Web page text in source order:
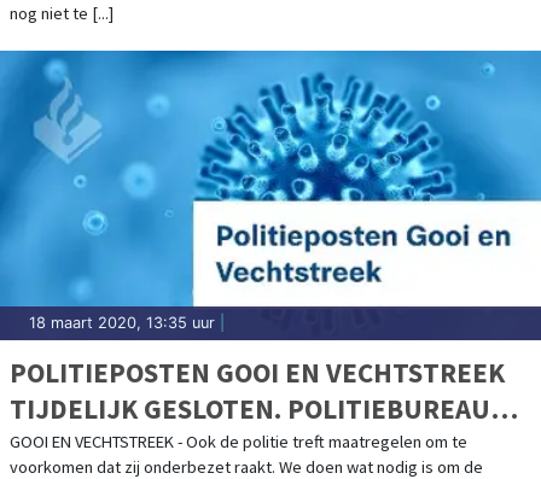
nog niet te [...]
18 maart 2020, 13:35 uur
POLITIEPOSTEN GOOI EN VECHTSTREEK
TIJDELIJK GESLOTEN. POLITIEBUREAUS
WEL OPEN.
GOOI EN VECHTSTREEK - Ook de politie treft maatregelen om te
voorkomen dat zij onderbezet raakt. We doen wat nodig is om de